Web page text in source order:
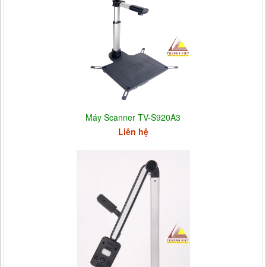
Máy Scanner TV-S920A3
Liên hệ